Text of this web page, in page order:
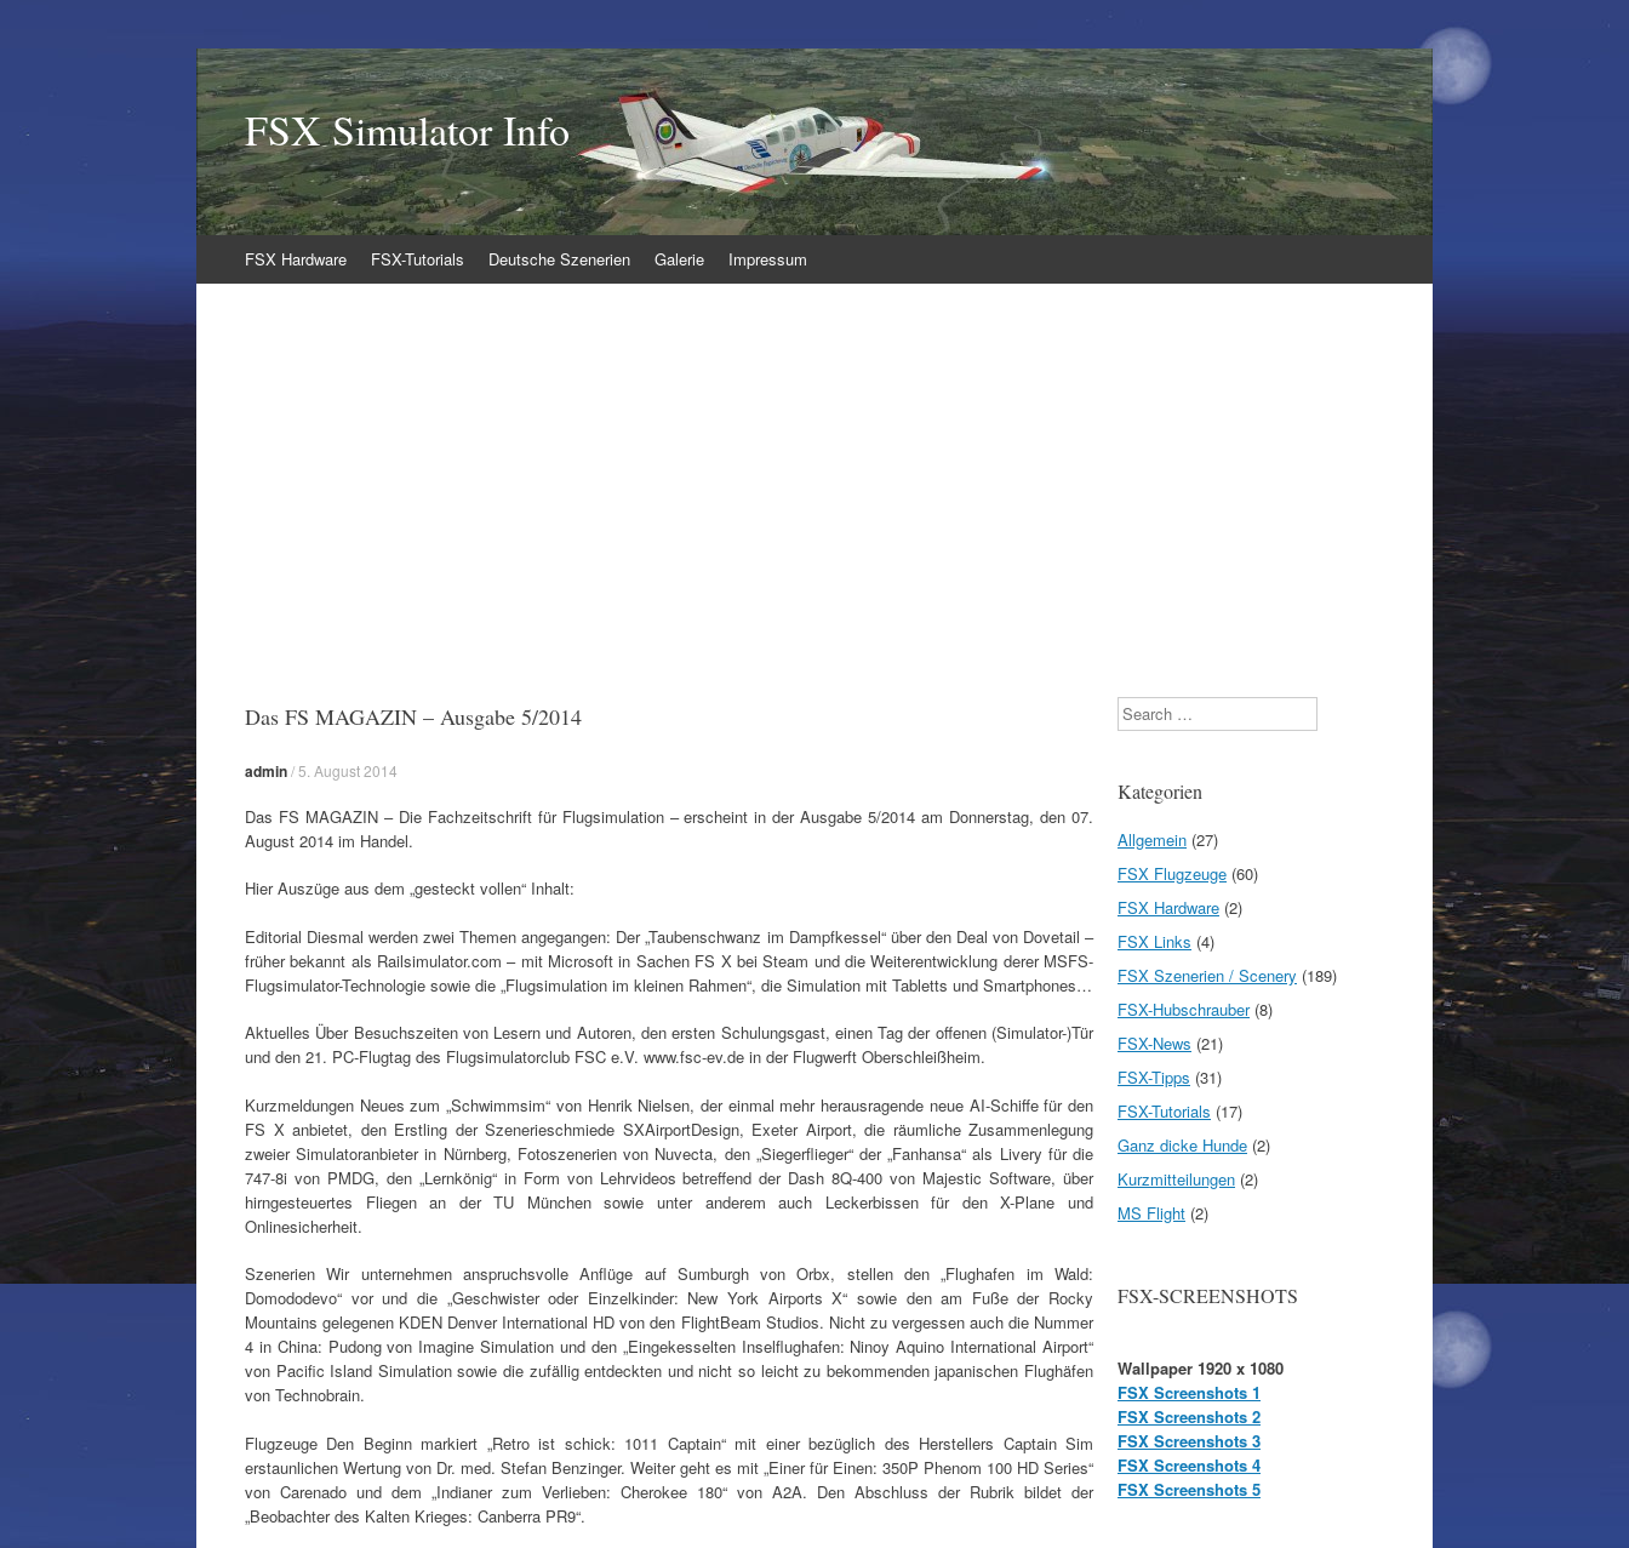
FSX Simulator Info
Inhalt
FSX Hardware FSX-Tutorials Deutsche Szenerien Galerie Impressum
Das FS MAGAZIN – Ausgabe 5/2014
admin/ 5. August 2014
Das FS MAGAZIN – Die Fachzeitschrift für Flugsimulation – erscheint in der Ausgabe 5/2014 am Donnerstag, den 07.
August 2014 im Handel.
Hier Auszüge aus dem „gesteckt vollen“ Inhalt:
Editorial Diesmal werden zwei Themen angegangen: Der „Taubenschwanz im Dampfkessel“ über den Deal von Dovetail –
früher bekannt als Railsimulator.com – mit Microsoft in Sachen FS X bei Steam und die Weiterentwicklung derer MSFS-
Flugsimulator-Technologie sowie die „Flugsimulation im kleinen Rahmen“, die Simulation mit Tabletts und Smartphones…
Aktuelles Über Besuchszeiten von Lesern und Autoren, den ersten Schulungsgast, einen Tag der offenen (Simulator-)Tür
und den 21. PC-Flugtag des Flugsimulatorclub FSC e.V. www.fsc-ev.de in der Flugwerft Oberschleißheim.
Kurzmeldungen Neues zum „Schwimmsim“ von Henrik Nielsen, der einmal mehr herausragende neue AI-Schiffe für den
FS X anbietet, den Erstling der Szenerieschmiede SXAirportDesign, Exeter Airport, die räumliche Zusammenlegung
zweier Simulatoranbieter in Nürnberg, Fotoszenerien von Nuvecta, den „Siegerflieger“ der „Fanhansa“ als Livery für die
747-8i von PMDG, den „Lernkönig“ in Form von Lehrvideos betreffend der Dash 8Q-400 von Majestic Software, über
hirngesteuertes Fliegen an der TU München sowie unter anderem auch Leckerbissen für den X-Plane und
Onlinesicherheit.
Szenerien Wir unternehmen anspruchsvolle Anflüge auf Sumburgh von Orbx, stellen den „Flughafen im Wald:
Domododevo“ vor und die „Geschwister oder Einzelkinder: New York Airports X“ sowie den am Fuße der Rocky
Mountains gelegenen KDEN Denver International HD von den FlightBeam Studios. Nicht zu vergessen auch die Nummer
4 in China: Pudong von Imagine Simulation und den „Eingekesselten Inselflughafen: Ninoy Aquino International Airport“
von Pacific Island Simulation sowie die zufällig entdeckten und nicht so leicht zu bekommenden japanischen Flughäfen
von Technobrain.
Flugzeuge Den Beginn markiert „Retro ist schick: 1011 Captain“ mit einer bezüglich des Herstellers Captain Sim
erstaunlichen Wertung von Dr. med. Stefan Benzinger. Weiter geht es mit „Einer für Einen: 350P Phenom 100 HD Series“
von Carenado und dem „Indianer zum Verlieben: Cherokee 180“ von A2A. Den Abschluss der Rubrik bildet der
„Beobachter des Kalten Krieges: Canberra PR9“.
Search
Kategorien
Allgemein (27)
FSX Flugzeuge (60)
FSX Hardware (2)
FSX Links (4)
FSX Szenerien / Scenery (189)
FSX-Hubschrauber(8)
FSX-News (21)
FSX-Tipps (31)
FSX-Tutorials (17)
Ganz dicke Hunde (2)
Kurzmitteilungen (2)
MS Flight (2)
FSX-SCREENSHOTS
Wallpaper 1920 x 1080
FSX Screenshots 1
FSX Screenshots 2
FSX Screenshots 3
FSX Screenshots 4
FSX Screenshots 5